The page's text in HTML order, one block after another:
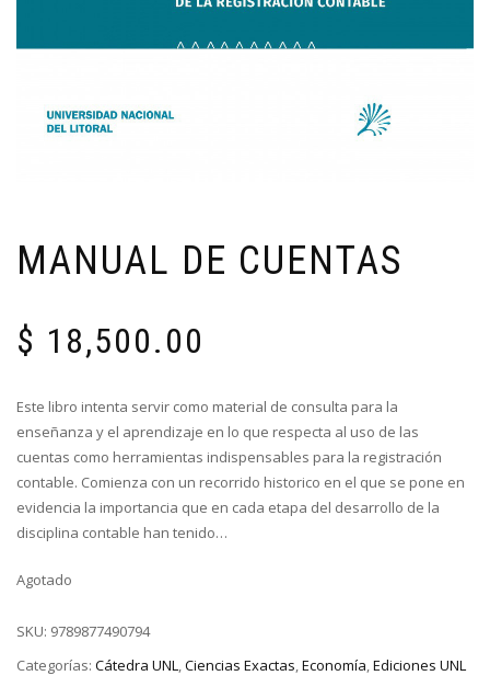
MANUAL DE CUENTAS
$ 18,500.00
Este libro intenta servir como material de consulta para la
enseñanza y el aprendizaje en lo que respecta al uso de las
cuentas como herramientas indispensables para la registración
contable. Comienza con un recorrido historico en el que se pone en
evidencia la importancia que en cada etapa del desarrollo de la
disciplina contable han tenido…
Agotado
SKU: 9789877490794
Categorías: Cátedra UNL,Ciencias Exactas,Economía,Ediciones UNL